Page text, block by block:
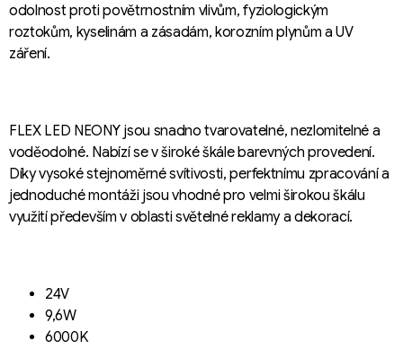
odolnost proti povětrnostním vlivům, fyziologickým
roztokům, kyselinám a zásadám, korozním plynům a UV
záření.
FLEX LED NEONY jsou snadno tvarovatelné, nezlomitelné a
voděodolné. Nabízí se v široké škále barevných provedení.
Díky vysoké stejnoměrné svítivosti, perfektnímu zpracování a
jednoduché montáži jsou vhodné pro velmi širokou škálu
využití především v oblasti světelné reklamy a dekorací.
24V
9,6W
6000K